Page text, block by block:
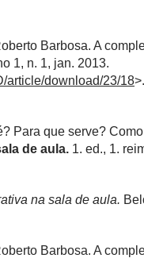
Barbosa. A
1, n. 1, jan. 2013.
article/download/23/18
Para que serve?
de aula. 1. ed., 1.
na sala de aula.
Barbosa. A